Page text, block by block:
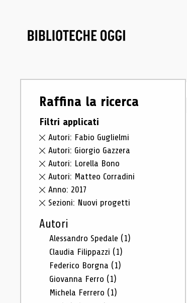
Raffina la ricerca
Filtri applicati
Autori: Fabio Guglielmi
Autori: Giorgio Gazzera
Autori: Lorella Bono
Autori: Matteo Corradini
Anno: 2017
Sezioni: Nuovi progetti
Autori
Alessandro Spedale (1)
Claudia Filippazzi (1)
Federico Borgna (1)
Giovanna Ferro (1)
Michela Ferrero (1)